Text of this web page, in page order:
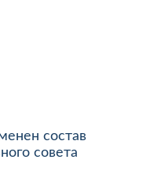
состав
совета